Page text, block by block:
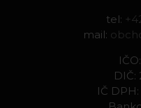
tel:
mail:
DIČ:
IČ